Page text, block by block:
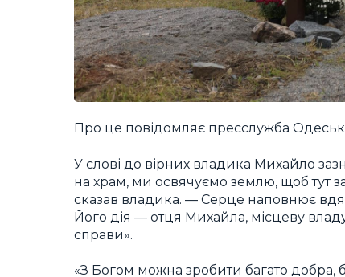
Про це повідомляє пресслужба
У слові до вірних владика Михайло
на храм, ми освячуємо землю, щоб тут
сказав владика. — Серце наповнює
Його дія — отця Михайла, місцеву
справи».
«З Богом можна зробити багато добра,